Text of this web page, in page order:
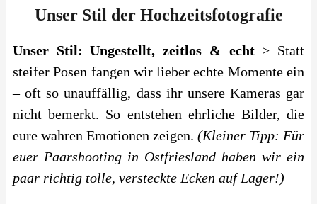
Unser Stil der Hochzeitsfotografie
Unser Stil: Ungestellt, zeitlos & echt > Statt
steifer Posen fangen wir lieber echte Momente ein
– oft so unauffällig, dass ihr unsere Kameras gar
nicht bemerkt. So entstehen ehrliche Bilder, die
eure wahren Emotionen zeigen. (Kleiner Tipp: Für
euer Paarshooting in Ostfriesland haben wir ein
paar richtig tolle, versteckte Ecken auf Lager!)